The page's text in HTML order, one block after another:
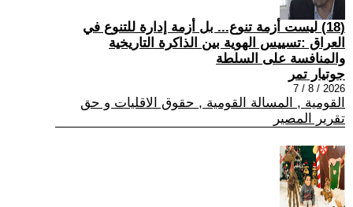
(18) ليست أزمة تنوع... بل أزمة إدارة للتنوع في
العراق :تسييس الهوية بين الذاكرة التاريخية
والمنافسة على السلطة
جوتيار تمر
2026 / 8 / 7
القومية , المسالة القومية , حقوق الاقليات و حق
تقرير المصير